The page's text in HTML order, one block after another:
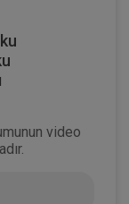
video